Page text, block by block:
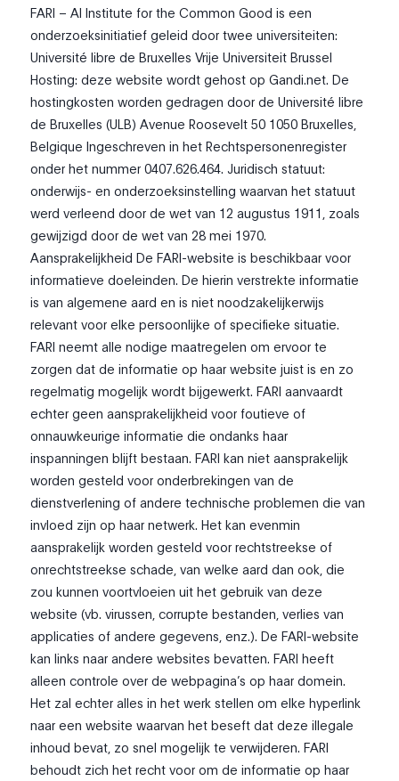
FARI – AI Institute for the Common Good is een
onderzoeksinitiatief geleid door twee universiteiten:
Université libre de Bruxelles Vrije Universiteit Brussel
Hosting: deze website wordt gehost op Gandi.net. De
hostingkosten worden gedragen door de Université libre
de Bruxelles (ULB) Avenue Roosevelt 50 1050 Bruxelles,
Belgique Ingeschreven in het Rechtspersonenregister
onder het nummer 0407.626.464. Juridisch statuut:
onderwijs- en onderzoeksinstelling waarvan het statuut
werd verleend door de wet van 12 augustus 1911, zoals
gewijzigd door de wet van 28 mei 1970.
Aansprakelijkheid De FARI-website is beschikbaar voor
informatieve doeleinden. De hierin verstrekte informatie
is van algemene aard en is niet noodzakelijkerwijs
relevant voor elke persoonlijke of specifieke situatie.
FARI neemt alle nodige maatregelen om ervoor te
zorgen dat de informatie op haar website juist is en zo
regelmatig mogelijk wordt bijgewerkt. FARI aanvaardt
echter geen aansprakelijkheid voor foutieve of
onnauwkeurige informatie die ondanks haar
inspanningen blijft bestaan. FARI kan niet aansprakelijk
worden gesteld voor onderbrekingen van de
dienstverlening of andere technische problemen die van
invloed zijn op haar netwerk. Het kan evenmin
aansprakelijk worden gesteld voor rechtstreekse of
onrechtstreekse schade, van welke aard dan ook, die
zou kunnen voortvloeien uit het gebruik van deze
website (vb. virussen, corrupte bestanden, verlies van
applicaties of andere gegevens, enz.). De FARI-website
kan links naar andere websites bevatten. FARI heeft
alleen controle over de webpagina’s op haar domein.
Het zal echter alles in het werk stellen om elke hyperlink
naar een website waarvan het beseft dat deze illegale
inhoud bevat, zo snel mogelijk te verwijderen. FARI
behoudt zich het recht voor om de informatie op haar